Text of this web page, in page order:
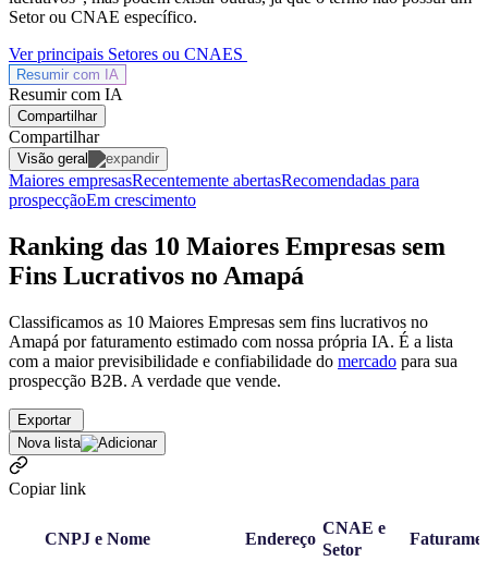
Setor ou CNAE específico.
Ver principais Setores ou CNAES
Resumir com IA
Resumir com IA
Compartilhar
Compartilhar
Visão geral
Maiores empresasRecentemente abertasRecomendadas para
prospecçãoEm crescimento
Ranking das 10 Maiores Empresas sem
Fins Lucrativos no Amapá
Classificamos as 10 Maiores Empresas sem fins lucrativos no
Amapá por faturamento estimado com nossa própria IA. É a lista
com a maior previsibilidade e confiabilidade do mercado para sua
prospecção B2B. A verdade que vende.
Exportar
Nova lista
Copiar link
CNPJ e Nome Endereço
CNAE e
Setor